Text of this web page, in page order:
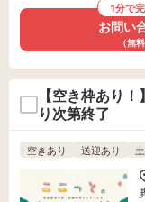
1分で
お問い
（無料
【空き枠あり
り次第終了
空きあり 送迎あり